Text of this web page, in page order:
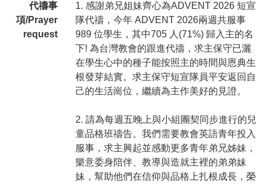
代禱事
項/Prayer
request
1. 感謝弟兄姐妹齊心為ADVENT 2026 短宣
隊代禱，今年 ADVENT 2026兩週共服事
989 位學生，其中705 人(71%) 歸入主的名
下! 為台灣教會的跟進代禱，求主保守已灑
在學生心中的種子能按照主的時間與恩典生
根發芽結實。求主保守短宣隊員平安返回自
己的生活崗位，繼續為主作美好的見證。
2. 請為每週五晚上與小組團契同步進行的兒
童品格班禱告。我們需要教會英語青年投入
服事，求主興起並感動更多青年弟兄姊妹，
樂意委身陪伴、教導與造就主裡的弟弟妹
妹，幫助他們在信仰與品格上扎根成長，榮